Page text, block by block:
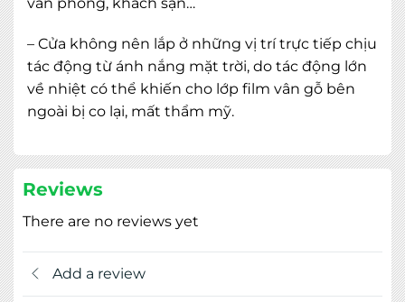
MIỄN PHÍ THIẾT KẾ 3D, ĐO ĐẠC
– Cửa không nên lắp ở những vị trí trực tiếp chịu
tác động từ ánh nắng mặt trời, do tác động lớn
về nhiệt có thể khiến cho lớp film vân gỗ bên
ngoài bị co lại, mất thẩm mỹ.
Reviews
There are no reviews yet
Add a review